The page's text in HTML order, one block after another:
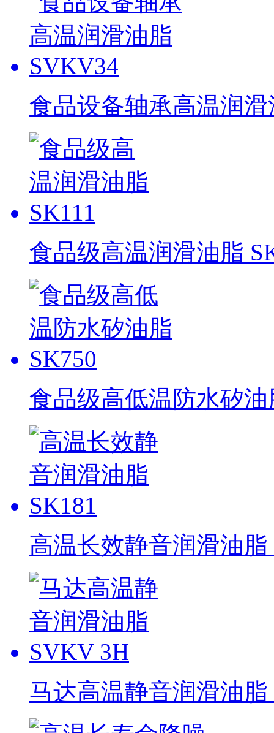
食品设备轴承高温润
食品级高温润滑油脂
食品级高低温防水矽油
高温长效静音润滑油脂
马达高温静音润滑油